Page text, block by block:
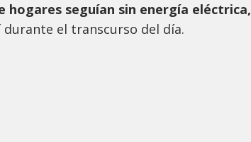
hogares seguían sin energía eléctrica,
el transcurso del día.